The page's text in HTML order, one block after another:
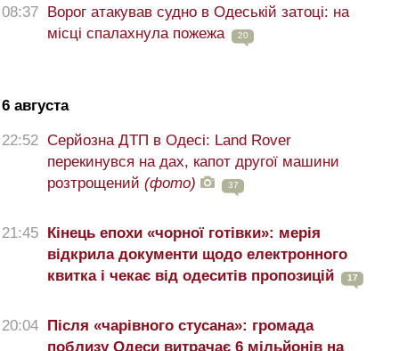
08:37 Ворог атакував судно в Одеській затоці: на
місці спалахнула пожежа
20
6 августа
22:52 Серйозна ДТП в Одесі: Land Rover
перекинувся на дах, капот другої машини
розтрощений (фото) 37
21:45 Кінець епохи «чорної готівки»: мерія
відкрила документи щодо електронного
квитка і чекає від одеситів пропозицій
17
20:04 Після «чарівного стусана»: громада
поблизу Одеси витрачає 6 мільйонів на